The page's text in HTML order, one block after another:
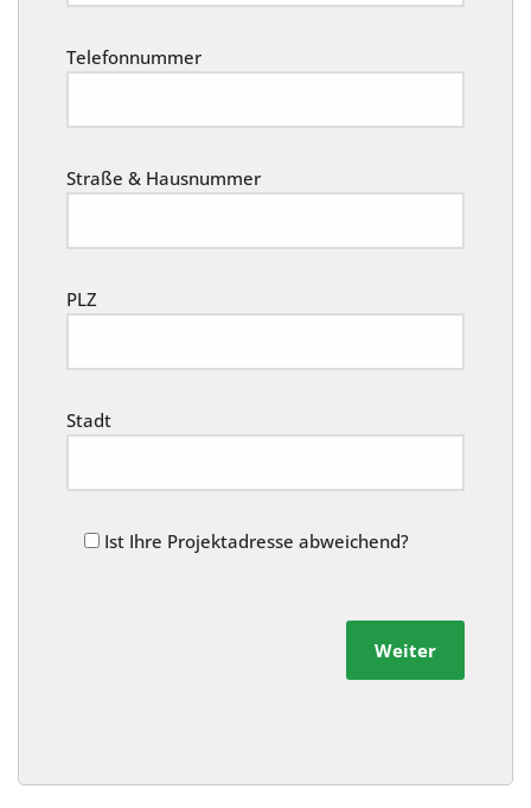
Telefonnummer
Straße & Hausnummer
PLZ
Stadt
Ist Ihre Projektadresse abweichend?
Weiter
Alternative: